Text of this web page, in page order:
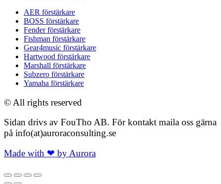
AER förstärkare
BOSS förstärkare
Fender förstärkare
Fishman förstärkare
Gear4music förstärkare
Hartwood förstärkare
Marshall förstärkare
Subzero förstärkare
Yamaha förstärkare
© All rights reserved
Sidan drivs av FouTho AB. För kontakt maila oss gärna
på info(at)auroraconsulting.se
Made with ❤ by Aurora